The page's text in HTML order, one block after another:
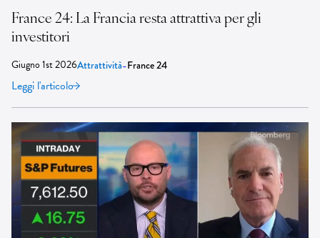
France 24: La Francia resta attrattiva per gli
investitori
Giugno 1st 2026Attrattività-France 24
Leggi l'articolo